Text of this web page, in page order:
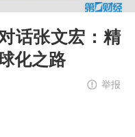
话张文宏：精
化之路
举报